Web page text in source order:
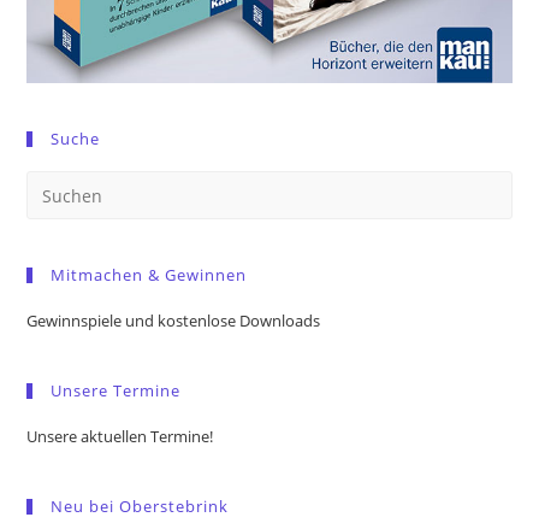
Suche
Mitmachen & Gewinnen
Gewinnspiele und kostenlose Downloads
Unsere Termine
Unsere aktuellen Termine!
Neu bei Oberstebrink